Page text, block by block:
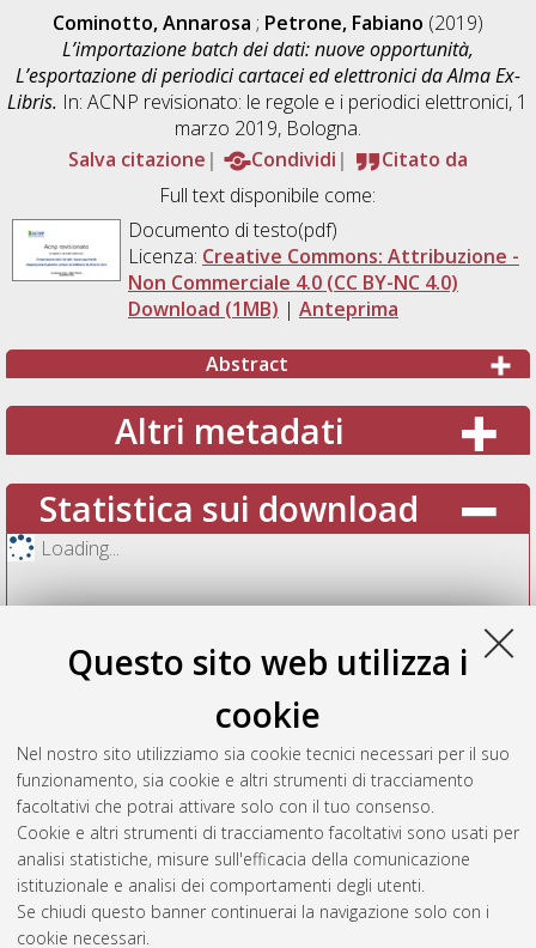
Questo sito web utilizza i
cookie
Nel nostro sito utilizziamo sia cookie tecnici necessari per il suo
funzionamento, sia cookie e altri strumenti di tracciamento
facoltativi che potrai attivare solo con il tuo consenso.
Cookie e altri strumenti di tracciamento facoltativi sono usati per
analisi statistiche, misure sull'efficacia della comunicazione
istituzionale e analisi dei comportamenti degli utenti.
Se chiudi questo banner continuerai la navigazione solo con i
cookie necessari.
Cominotto, Annarosa ; Petrone, Fabiano (2019)
L’importazione batch dei dati: nuove opportunità,
L’esportazione di periodici cartacei ed elettronici da Alma Ex-
Libris. In: ACNP revisionato: le regole e i periodici elettronici, 1
marzo 2019, Bologna.
Salva citazione
Condividi
Citato da
Full text disponibile come:
Documento di testo(pdf)
Licenza: Creative Commons: Attribuzione -
Non Commerciale 4.0 (CC BY-NC 4.0)
Download (1MB) | Anteprima
Abstract
Altri metadati
Statistica sui download
Loading...
Vedi altre statistiche
Gestione del documento: